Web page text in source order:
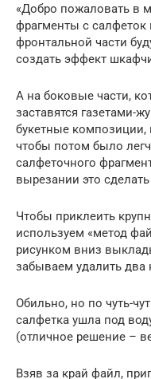
«Добро пожаловать в
фрагменты с
фронтальной части
создать эффект
А на боковые части,
заставятся газетами-
букетные
чтобы потом было
салфеточного
вырезании это
Чтобы приклеить
используем «метод
рисунком вниз
забываем удалить два
Обильно, но по чуть-
салфетка ушла под
(отличное решение –
Взяв за край файл,